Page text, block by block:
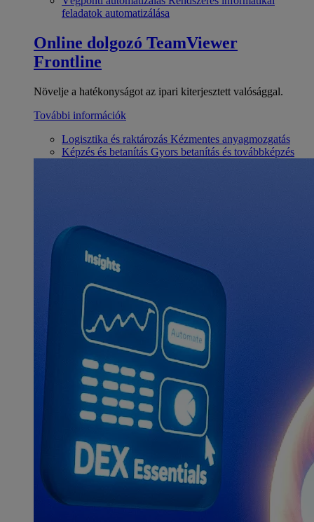
feladatok automatizálása
Online dolgozó TeamViewer
Frontline
Növelje a hatékonyságot az ipari kiterjesztett valósággal.
További információk
Logisztika és raktározás Kézmentes anyagmozgatás
Képzés és betanítás Gyors betanítás és továbbképzés